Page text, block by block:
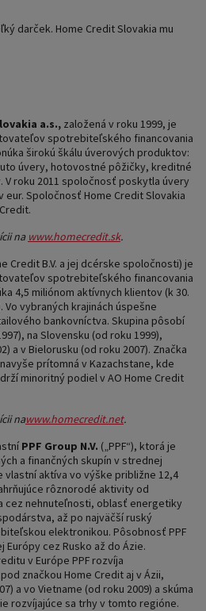
darček. Home Credit Slovakia mu
a.s., založená v roku 1999, je
spotrebiteľského financovania
širokú škálu úverových produktov:
úvery, hotovostné pôžičky, kreditné
roku 2011 spoločnosť poskytla úvery
eur. Spoločnosť Home Credit Slovakia
na www.homecredit.sk.
Credit B.V. a jej dcérske spoločnosti) je
spotrebiteľského financovania
4,5 miliónom aktívnych klientov (k 30.
Vo vybraných krajinách úspešne
bankovníctva. Skupina pôsobí
na Slovensku (od roku 1999),
a v Bielorusku (od roku 2007). Značka
prítomná v Kazachstane, kde
minoritný podiel v AO Home Credit
nawww.homecredit.net.
PPF Group N.V. („PPF“), ktorá je
a finančných skupín v strednej
vlastní aktíva vo výške približne 12,4
rôznorodé aktivity od
cez nehnuteľnosti, oblasť energetiky
až po najväčší ruský
elektronikou. Pôsobnosť PPF
cez Rusko až do Ázie.
v Európe PPF rozvíja
značkou Home Credit aj v Ázii,
a vo Vietname (od roku 2009) a skúma
rozvíjajúce sa trhy v tomto regióne.